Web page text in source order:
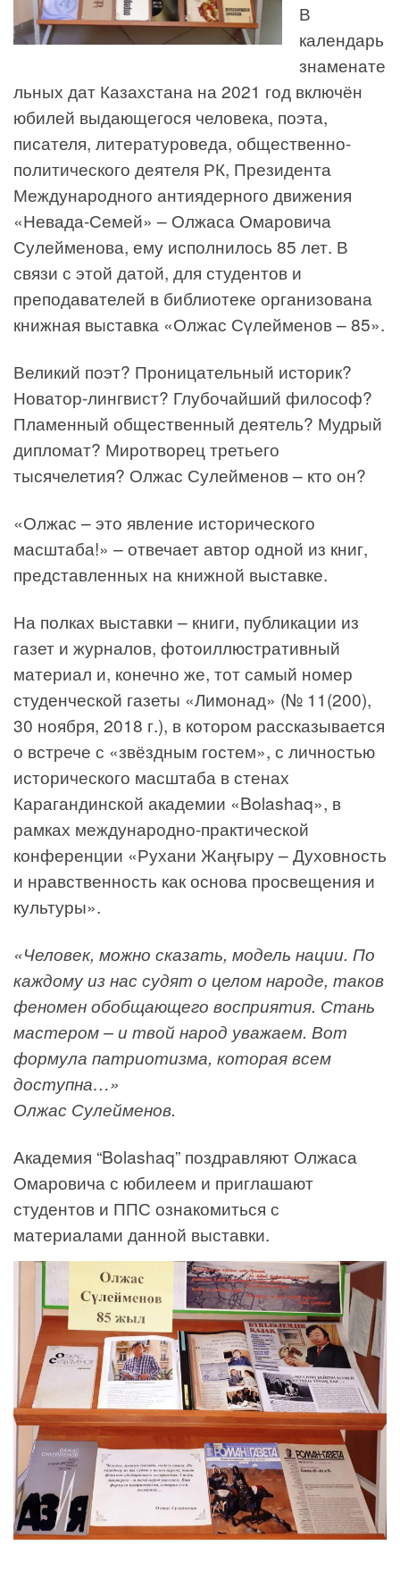
В
календарь
знаменате
льных дат Казахстана на 2021 год включён
юбилей выдающегося человека, поэта,
писателя, литературоведа, общественно-
политического деятеля РК, Президента
Международного антиядерного движения
«Невада-Семей» – Олжаса Омаровича
Сулейменова, ему исполнилось 85 лет. В
связи с этой датой, для студентов и
преподавателей в библиотеке организована
книжная выставка «Олжас Сүлейменов – 85».
Великий поэт? Проницательный историк?
Новатор-лингвист? Глубочайший философ?
Пламенный общественный деятель? Мудрый
дипломат? Миротворец третьего
тысячелетия? Олжас Сулейменов – кто он?
«Олжас – это явление исторического
масштаба!» – отвечает автор одной из книг,
представленных на книжной выставке.
На полках выставки – книги, публикации из
газет и журналов, фотоиллюстративный
материал и, конечно же, тот самый номер
студенческой газеты «Лимонад» (№ 11(200),
30 ноября, 2018 г.), в котором рассказывается
о встрече с «звёздным гостем», с личностью
исторического масштаба в стенах
Карагандинской академии «Bolashaq», в
рамках международно-практической
конференции «Рухани Жаңғыру – Духовность
и нравственность как основа просвещения и
культуры».
«Человек, можно сказать, модель нации. По
каждому из нас судят о целом народе, таков
феномен обобщающего восприятия. Стань
мастером – и твой народ уважаем. Вот
формула патриотизма, которая всем
доступна…»
Олжас Сулейменов.
Академия “Bolashaq” поздравляют Олжаса
Омаровича с юбилеем и приглашают
студентов и ППС ознакомиться с
материалами данной выставки.